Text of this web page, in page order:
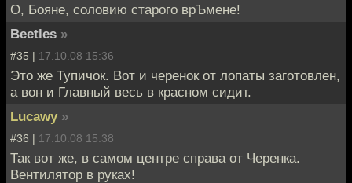
О, Бояне, соловию старого врЪмене!
Beetles »
#35 | 17.10.08 15:36
Это же Тупичок. Вот и черенок от лопаты заготовлен,
а вон и Главный весь в красном сидит.
Lucawy »
#36 | 17.10.08 15:38
Так вот же, в самом центре справа от Черенка.
Вентилятор в руках!